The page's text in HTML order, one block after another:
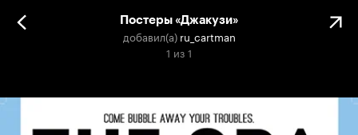
Постеры «Джакузи»
добавил(а) ru_cartman
1 из 1